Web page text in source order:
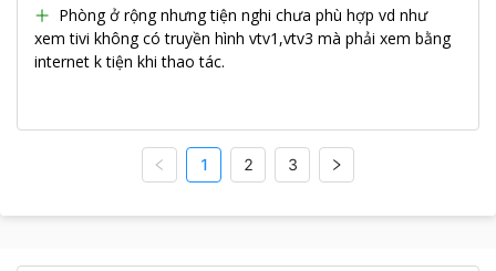
Phòng ở rộng nhưng tiện nghi chưa phù hợp vd như
xem tivi không có truyền hình vtv1,vtv3 mà phải xem bằng
internet k tiện khi thao tác.
1 2 3